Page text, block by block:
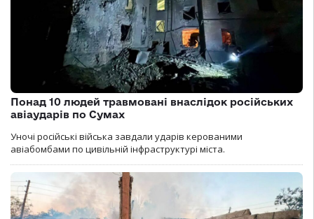
Понад 10 людей травмовані внаслідок російських
авіаударів по Сумах
Уночі російські війська завдали ударів керованими
авіабомбами по цивільній інфраструктурі міста.